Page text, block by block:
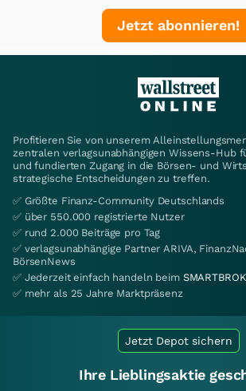
Jetzt abonnieren!
Profitieren Sie von unserem
zentralen verlagsunabhängigen Wissens-Hub
und fundierten Zugang in die Börsen- und
strategische Entscheidungen zu treffen.
✅ Größte Finanz-Community Deutschlands
✅ über 550.000 registrierte Nutzer
✅ rund 2.000 Beiträge pro Tag
✅ verlagsunabhängige Partner ARIVA,
BörsenNews
✅ Jederzeit einfach handeln beim
✅ mehr als 25 Jahre Marktpräsenz
Jetzt Depot sichern
Ihre Lieblingsaktie